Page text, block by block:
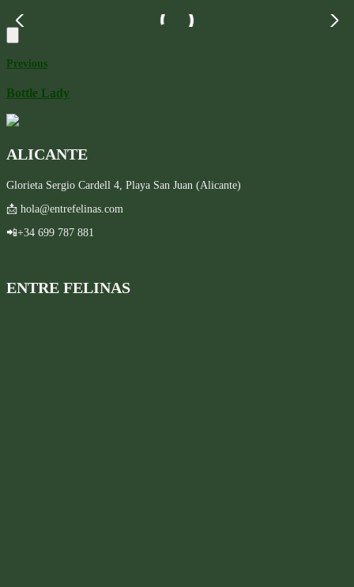
Previous
Bottle Lady
ALICANTE
Glorieta Sergio Cardell 4, Playa San Juan (Alicante)
📩 hola@entrefelinas.com
📲+34 699 787 881
ENTRE FELINAS